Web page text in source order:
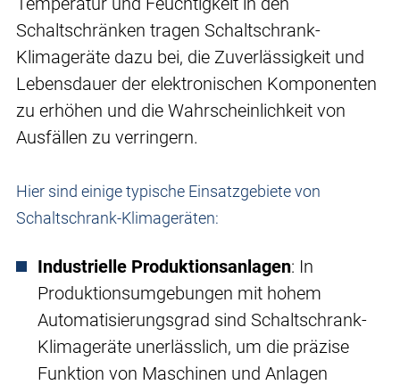
Schaltschränken tragen Schaltschrank-
Klimageräte dazu bei, die Zuverlässigkeit und
Lebensdauer der elektronischen Komponenten
zu erhöhen und die Wahrscheinlichkeit von
Ausfällen zu verringern.
Hier sind einige typische Einsatzgebiete von
Schaltschrank-Klimageräten:
Industrielle Produktionsanlagen: In
Produktionsumgebungen mit hohem
Automatisierungsgrad sind Schaltschrank-
Klimageräte unerlässlich, um die präzise
Funktion von Maschinen und Anlagen